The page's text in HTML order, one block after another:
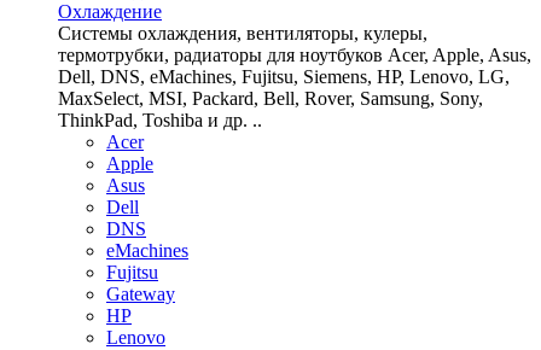
Охлаждение
Системы охлаждения, вентиляторы, кулеры,
термотрубки, радиаторы для ноутбуков Acer, Apple, Asus,
Dell, DNS, eMachines, Fujitsu, Siemens, HP, Lenovo, LG,
MaxSelect, MSI, Packard, Bell, Rover, Samsung, Sony,
ThinkPad, Toshiba и др. ..
Acer
Apple
Asus
Dell
DNS
eMachines
Fujitsu
Gateway
HP
Lenovo